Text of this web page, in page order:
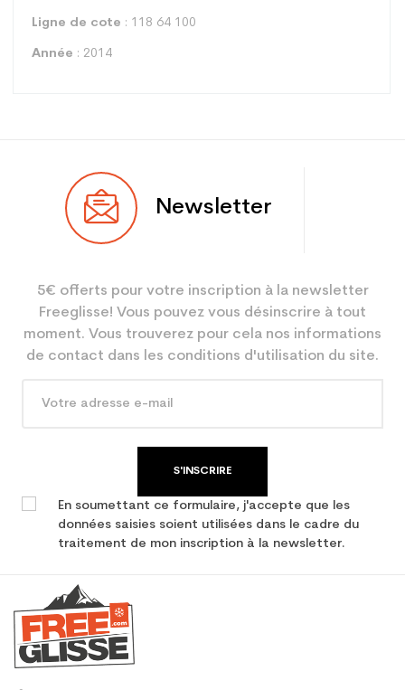
Ligne de cote : 118 64 100
Année : 2014
Utilisateur Mixte
Coloris Noir
En achetant d'occasion :
Economie CO² (en kg)
3.9
Newsletter
5€ offerts pour votre inscription à la newsletter
Freeglisse! Vous pouvez vous désinscrire à tout
moment. Vous trouverez pour cela nos informations
de contact dans les conditions d'utilisation du site.
S'INSCRIRE
En soumettant ce formulaire, j'accepte que les
données saisies soient utilisées dans le cadre du
traitement de mon inscription à la newsletter.